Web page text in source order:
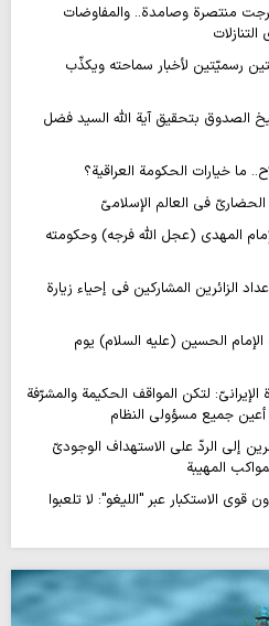
خرجت منتصرة وصامدة.. والمفاوضات
رسميّتين لأخبار سماحته ويكذّب
الصدوق بتحقيق آية الله السيد فضل
ما خيارات الحكومة العراقية؟
في العالم الإسلاميّ
المهدي (عجل الله فرجه) وحكومته
الزائرين المشاركين في إحياء زيارة
الحسين (عليه السلام) يوم
لتكن المواقف الحكيمة والمشرّفة
أعين جميع مسؤولي النظام
إلى الردّ على الاستهداف الوجوديّ
المهيبة
الاستكبار عبر "الليغو": لا تلعبوا